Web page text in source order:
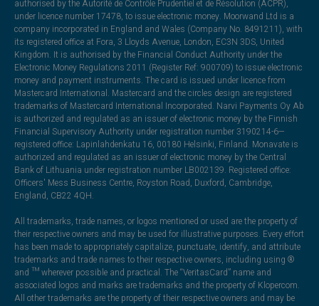
authorised by the Autorité de Contrôle Prudentiel et de Résolution (ACPR),
under licence number 17478, to issue electronic money. Moorwand Ltd is a
company incorporated in England and Wales (Company No. 8491211), with
its registered office at Fora, 3 Lloyds Avenue, London, EC3N 3DS, United
Kingdom. It is authorised by the Financial Conduct Authority under the
Electronic Money Regulations 2011 (Register Ref: 900709) to issue electronic
money and payment instruments. The card is issued under licence from
Mastercard International. Mastercard and the circles design are registered
trademarks of Mastercard International Incorporated. Narvi Payments Oy Ab
is authorized and regulated as an issuer of electronic money by the Finnish
Financial Supervisory Authority under registration number 3190214-6—
registered office: Lapinlahdenkatu 16, 00180 Helsinki, Finland. Monavate is
authorized and regulated as an issuer of electronic money by the Central
Bank of Lithuania under registration number LB002139. Registered office:
Officers' Mess Business Centre, Royston Road, Duxford, Cambridge,
England, CB22 4QH.
All trademarks, trade names, or logos mentioned or used are the property of
their respective owners and may be used for illustrative purposes. Every effort
has been made to appropriately capitalize, punctuate, identify, and attribute
trademarks and trade names to their respective owners, including using ®
and ™ wherever possible and practical. The “VeritasCard” name and
associated logos and marks are trademarks and the property of Klopercom.
All other trademarks are the property of their respective owners and may be